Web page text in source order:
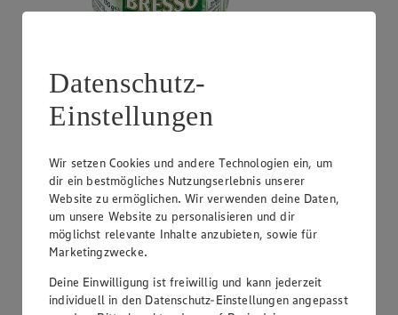
Angebot: GUT&GÜNSTIG Crème Fraîche
0.99
Festpreis von 0.99€
natur oder Kräuter, perfekt zum Kochen, 30% Fett,
200g Becher, (1kg = 4,95)
Datenschutz-
Einstellungen
Wir setzen Cookies und andere Technologien ein, um
dir ein bestmögliches Nutzungserlebnis unserer
Website zu ermöglichen. Wir verwenden deine Daten,
um unsere Website zu personalisieren und dir
möglichst relevante Inhalte anzubieten, sowie für
Marketingzwecke.
Deine Einwilligung ist freiwillig und kann jederzeit
individuell in den Datenschutz-Einstellungen angepasst